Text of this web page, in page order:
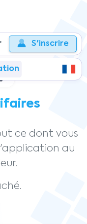
S'inscrire
toutes les
ce dont vous
au